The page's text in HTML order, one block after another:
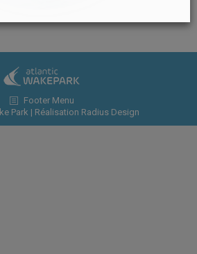
Footer Menu
Park | Réalisation Radius Design